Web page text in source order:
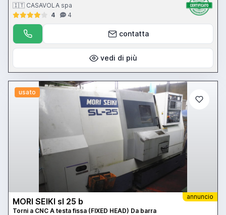
🇮🇹 CASAVOLA spa
4
4
contatta
vedi di più
usato
annuncio
MORI SEIKI sl 25 b
Torni a CNC A testa fissa (FIXED HEAD) Da barra